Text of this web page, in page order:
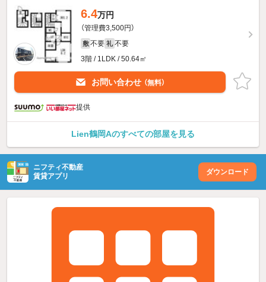
6.4万円
（管理費3,500円）
敷 不要 礼 不要
3階 / 1LDK / 50.64㎡
お問い合わせ （無料）
提供
Lien鶴岡Aのすべての部屋を見る
ニフティ不動産
賃貸アプリ
ダウンロード